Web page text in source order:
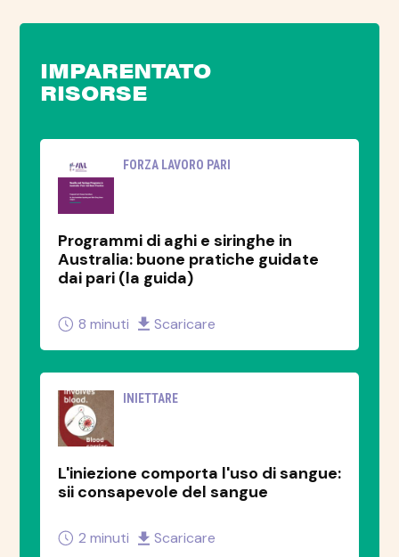
IMPARENTATO
RISORSE
FORZA LAVORO PARI
Programmi di aghi e siringhe in
Australia: buone pratiche guidate
dai pari (la guida)
8 minuti Scaricare
INIETTARE
L'iniezione comporta l'uso di sangue:
sii consapevole del sangue
2 minuti Scaricare